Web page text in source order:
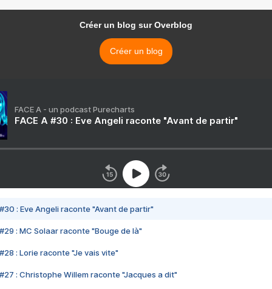
Créer un blog sur Overblog
Créer un blog
FACE A - un podcast Purecharts
FACE A #30 : Eve Angeli raconte "Avant de partir"
#30 : Eve Angeli raconte "Avant de partir"
#29 : MC Solaar raconte "Bouge de là"
#28 : Lorie raconte "Je vais vite"
#27 : Christophe Willem raconte "Jacques a dit"